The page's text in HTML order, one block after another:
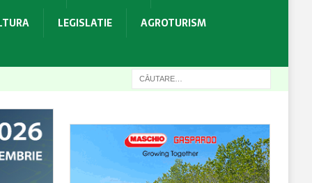
LEGISLATIE
AGROTURISM